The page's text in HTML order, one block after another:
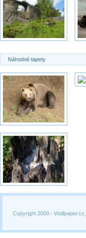
Náhodné tapety
Copyright 2000 -